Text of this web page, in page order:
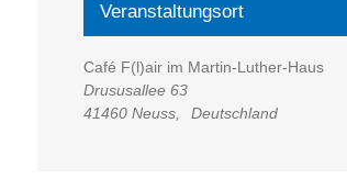
Veranstaltungsort
Café F(l)air im Martin-Luther-Haus
Drususallee 63
41460 Neuss
Deutschland